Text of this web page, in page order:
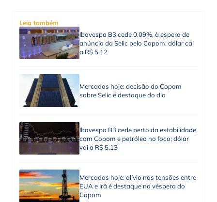
Leia também
Ibovespa B3 cede 0,09%, à espera de
anúncio da Selic pelo Copom; dólar cai
a R$ 5,12
Mercados hoje: decisão do Copom
sobre Selic é destaque do dia
Ibovespa B3 cede perto da estabilidade,
com Copom e petróleo no foco; dólar
vai a R$ 5,13
Mercados hoje: alívio nas tensões entre
EUA e Irã é destaque na véspera do
Copom